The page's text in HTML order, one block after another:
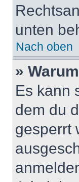
unten
Nach oben
»
Es kann
dem du
gesperrt